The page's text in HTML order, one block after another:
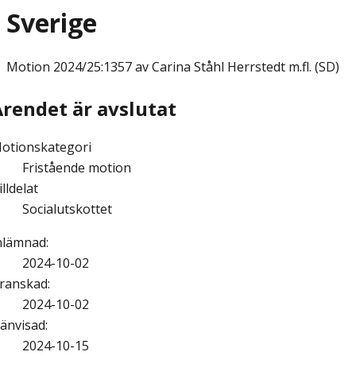
Sverige
Motion 2024/25:1357 av Carina Ståhl Herrstedt m.fl. (SD)
är avslutat
Fristående motion
Socialutskottet
:
2024-10-02
:
2024-10-02
:
2024-10-15